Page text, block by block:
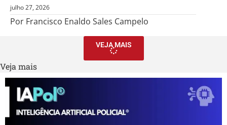
julho 27, 2026
Por Francisco Enaldo Sales Campelo
VEJA MAIS
Veja mais